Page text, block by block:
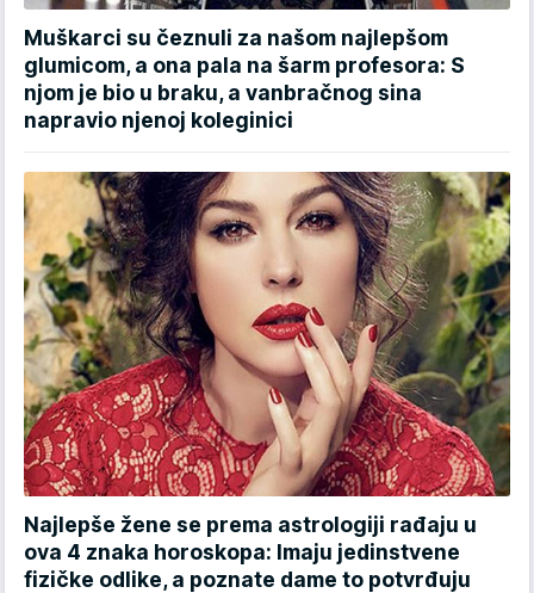
Muškarci su čeznuli za našom najlepšom
glumicom, a ona pala na šarm profesora: S
njom je bio u braku, a vanbračnog sina
napravio njenoj koleginici
Najlepše žene se prema astrologiji rađaju u
ova 4 znaka horoskopa: Imaju jedinstvene
fizičke odlike, a poznate dame to potvrđuju